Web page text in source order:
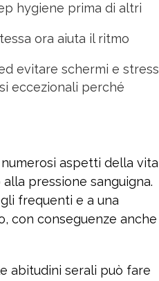
hygiene prima di altri
ora aiuta il ritmo
evitare schermi e stress
eccezionali perché
aspetti della vita
pressione sanguigna.
frequenti e a una
con conseguenze anche
abitudini serali può fare